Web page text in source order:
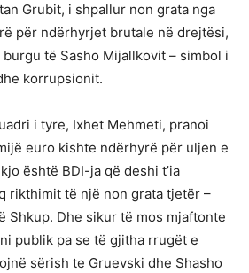
Grubit, i shpallur non grata nga
për ndërhyrjet brutale në drejtësi,
të Sasho Mijallkovit – simbol i
korrupsionit.
i tyre, Ixhet Mehmeti, pranoi
euro kishte ndërhyrë për uljen e
është BDI-ja që deshi t’ia
rikthimit të një non grata tjetër –
Shkup. Dhe sikur të mos mjaftonte
publik pa se të gjitha rrugët e
sërish te Gruevski dhe Shasho